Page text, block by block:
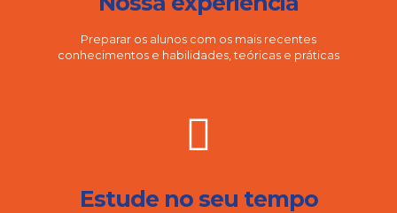
Preparar os alunos com os mais recentes
conhecimentos e habilidades, teóricas e práticas
Estude no seu tempo